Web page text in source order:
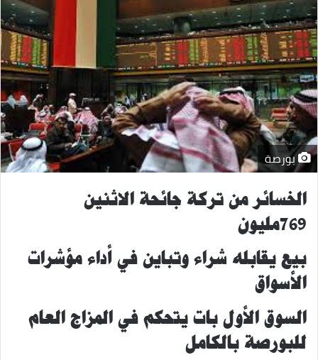
بورصة
الخسائر من تركة جائحة الاثنين
769مليون
بيع يقابله شراء وتباين في أداء مؤشرات
الأسواق
السوق الأول بات يتحكم في المزاج العام
للبورصة بالكامل